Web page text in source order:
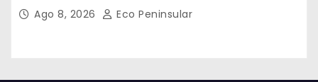
Ago 8, 2026 Eco Peninsular